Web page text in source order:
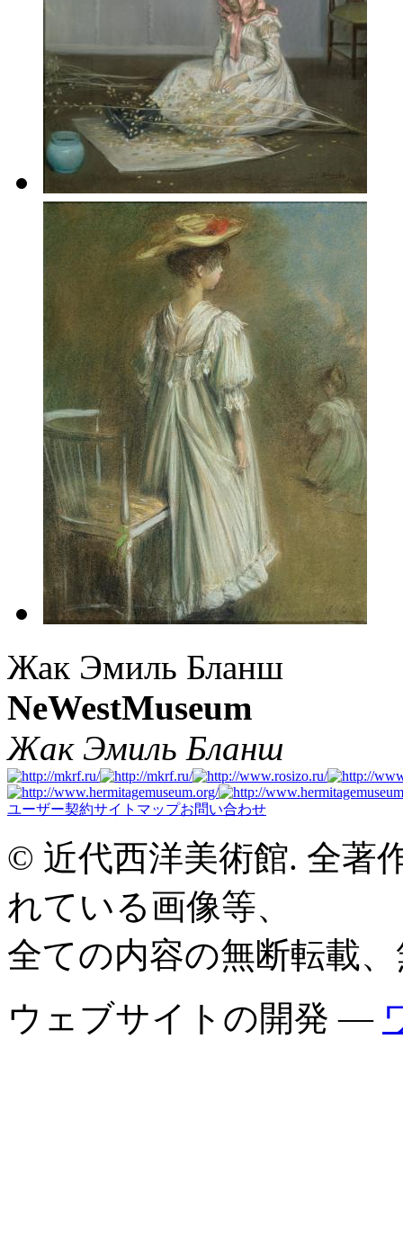
Жак Эмиль Бланш
NeWestMuseum
Жак Эмиль Бланш
ユーザー契約サイトマップお問い合わせ
© 近代西洋美術館. 全著
れている画像等、
全ての内容の無断転載
ウェブサイトの開発 —